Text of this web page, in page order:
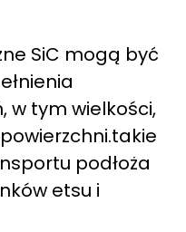
SiC mogą być
w tym wielkości,
podłoża
etsu i